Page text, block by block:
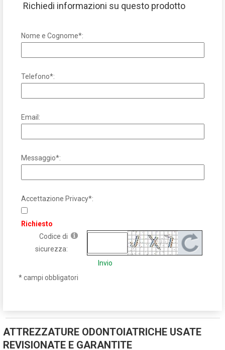
Richiedi informazioni su questo prodotto
Nome e Cognome*:
Telefono*:
Email:
Messaggio*:
Accettazione Privacy*:
Richiesto
Codice di
sicurezza:
Invio
* campi obbligatori
ATTREZZATURE ODONTOIATRICHE USATE
REVISIONATE E GARANTITE